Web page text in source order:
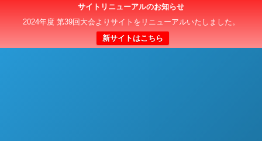
サイトリニューアルのお知らせ
2024年度 第39回大会よりサイトをリニューアルいたしました。
新サイトはこちら
日本クラブユースサッカー選手権（U-15）大会